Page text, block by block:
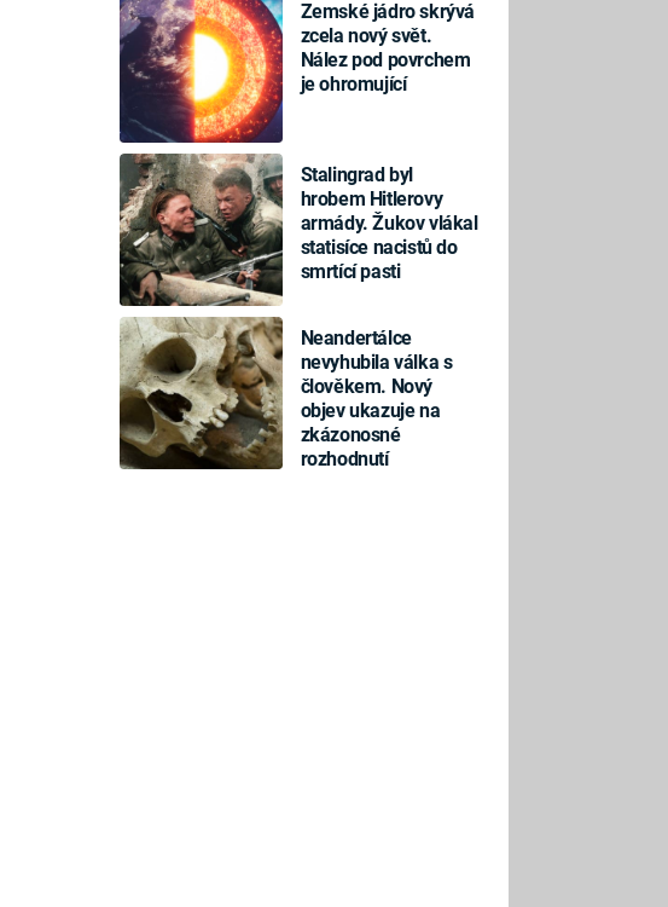
Zemské jádro skrývá
zcela nový svět.
Nález pod povrchem
je ohromující
Stalingrad byl
hrobem Hitlerovy
armády. Žukov vlákal
statisíce nacistů do
smrtící pasti
Neandertálce
nevyhubila válka s
člověkem. Nový
objev ukazuje na
zkázonosné
rozhodnutí